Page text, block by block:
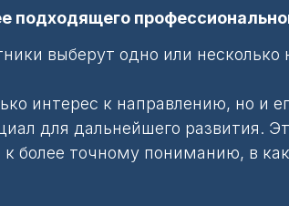
подходящего
выберут одно или
интерес к направлению, но и
для дальнейшего развития.
более точному пониманию, в